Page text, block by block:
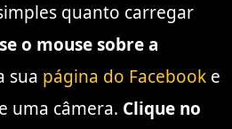
quanto carregar
o mouse sobre a
sua página do Facebook e
uma câmera. Clique no